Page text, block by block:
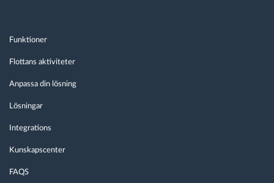
Funktioner
Flottans aktiviteter
Anpassa din lösning
Lösningar
Integrations
Kunskapscenter
FAQS